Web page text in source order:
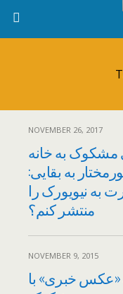
NOVEMBER 26, 2017
مشکوک به خانه‌
به بقایی:
نیویورک را
منتشر کنم؟
NOVEMBER 9, 2015
«عکس خبری» با